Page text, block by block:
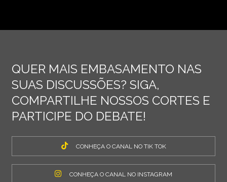
QUER MAIS EMBASAMENTO NAS
SUAS DISCUSSÕES? SIGA,
COMPARTILHE NOSSOS CORTES E
PARTICIPE DO DEBATE!
CONHEÇA O CANAL NO TIK TOK
CONHEÇA O CANAL NO INSTAGRAM